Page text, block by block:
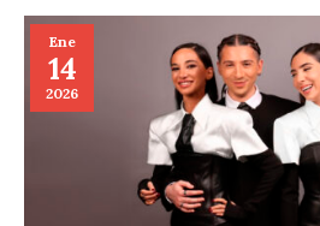
Ene
14
2026